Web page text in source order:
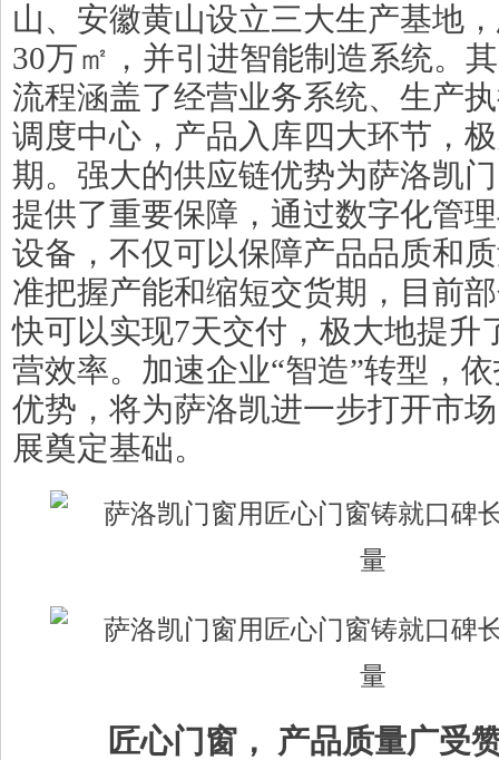
山、安徽黄山设立三大生产基地
30万㎡，并引进智能制造系统。
流程涵盖了经营业务系统、生产
调度中心，产品入库四大环节，
期。强大的供应链优势为萨洛凯
提供了重要保障，通过数字化管
设备，不仅可以保障产品品质和
准把握产能和缩短交货期，目前
快可以实现7天交付，极大地提升
营效率。加速企业“智造”转型，
优势，将为萨洛凯进一步打开市
展奠定基础。
匠心门窗，
产品质量广受